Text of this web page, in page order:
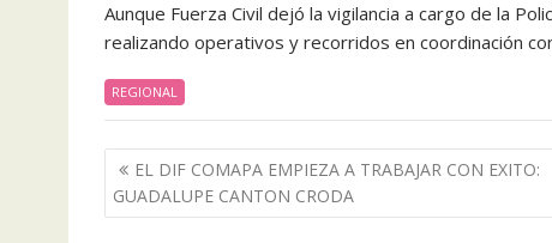
Aunque Fuerza Civil dejó la vigilancia a cargo de la
realizando operativos y recorridos en coordinación
REGIONAL
Navegación
de
entradas
EL DIF COMAPA EMPIEZA A TRABAJAR CON EXITO:
GUADALUPE CANTON CRODA